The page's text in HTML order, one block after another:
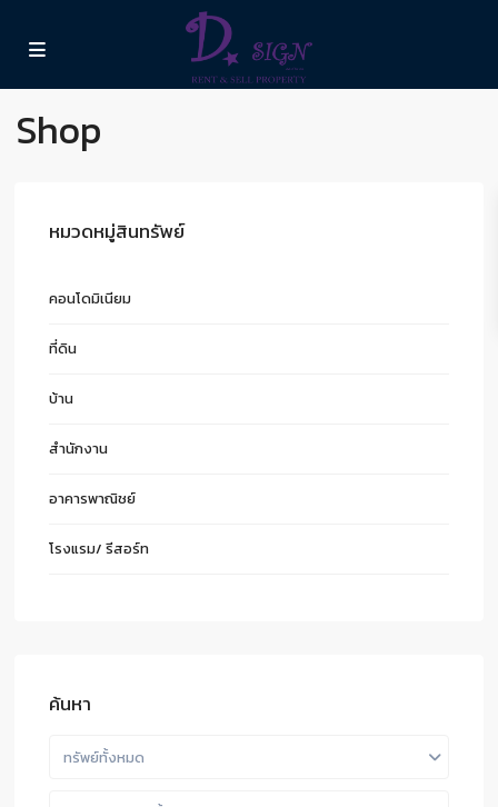
Shop
หมวดหมู่สินทรัพย์
คอนโดมิเนียม
ที่ดิน
บ้าน
สำนักงาน
อาคารพาณิชย์
โรงแรม/ รีสอร์ท
ค้นหา
ทรัพย์ทั้งหมด